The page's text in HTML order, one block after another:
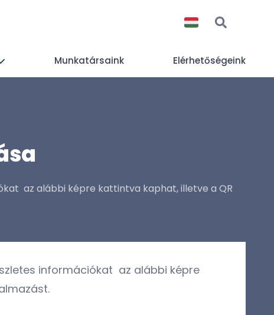
Munkatársaink Elérhetőségeink
az alábbi képre kattintva kaphat, illetve a QR
információkat az alábbi képre